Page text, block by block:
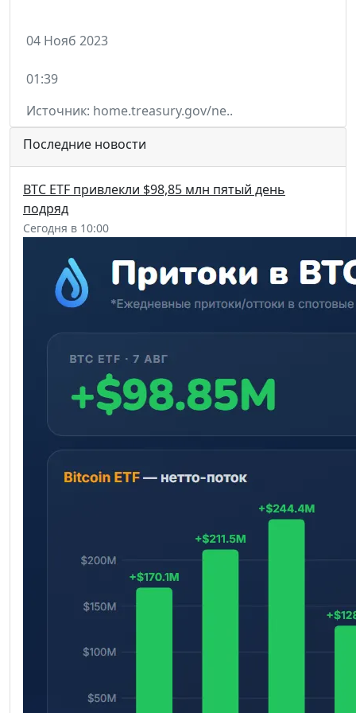
04 Нояб 2023
01:39
Источник: home.treasury.gov/ne..
Последние новости
BTC ETF привлекли $98,85 млн пятый день
подряд
Сегодня в 10:00